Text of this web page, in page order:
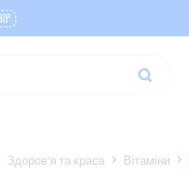
Здоров'я та краса Вітаміни